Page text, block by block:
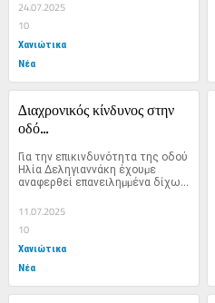
24.07.2025
10
Χανιώτικα
Νέα
∆ιαχρονικός κίνδυνος στην
οδό...
Για την επικινδυνότητα της οδού
Ηλία ∆εληγιαννάκη έχουµε
αναφερθεί επανειληµµένα δίχως
να έχουν βελτιωθεί...
11.07.2025
10
Χανιώτικα
Νέα